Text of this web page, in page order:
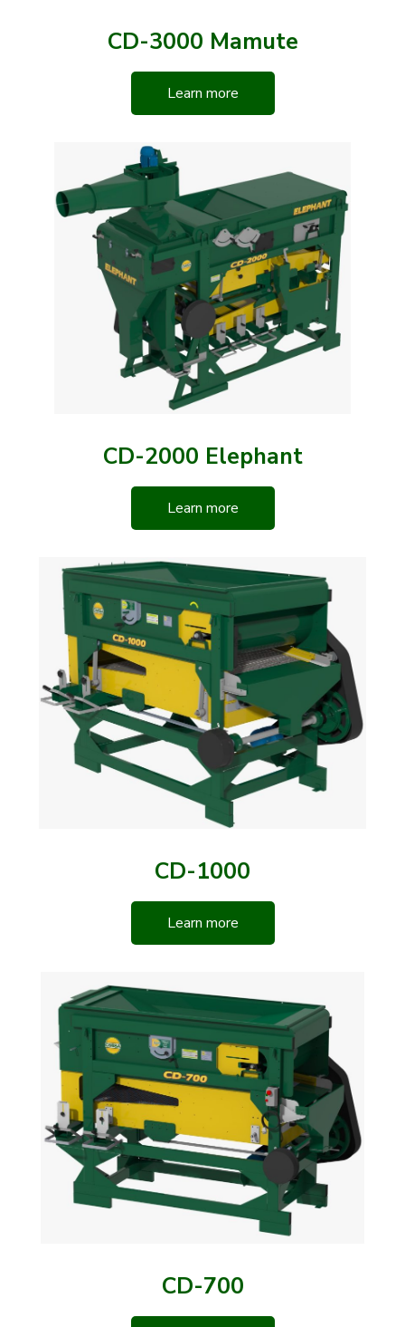
CD-3000 Mamute
Learn more
CD-2000 Elephant
Learn more
CD-1000
Learn more
CD-700